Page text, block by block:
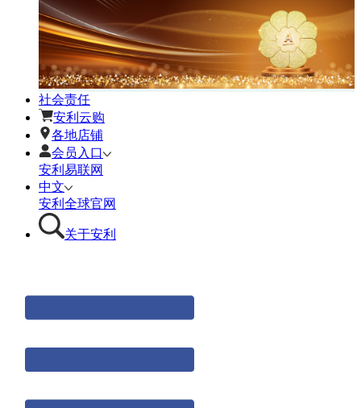
社会责任
安利云购
各地店铺
会员入口
安利易联网
中文
安利全球官网
关于安利